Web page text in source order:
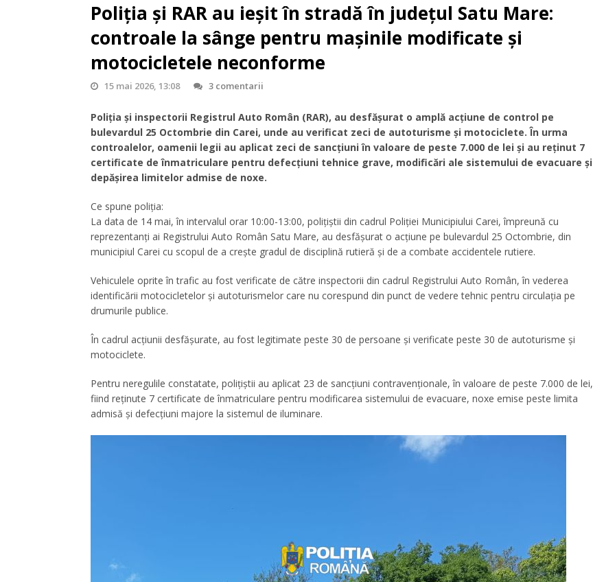
Poliția și RAR au ieșit în stradă în județul Satu Mare:
controale la sânge pentru mașinile modificate și
motocicletele neconforme
15 mai 2026, 13:08 3 comentarii
Poliția și inspectorii Registrul Auto Român (RAR), au desfășurat o amplă acțiune de control pe
bulevardul 25 Octombrie din Carei, unde au verificat zeci de autoturisme și motociclete. În urma
controalelor, oamenii legii au aplicat zeci de sancțiuni în valoare de peste 7.000 de lei și au reținut 7
certificate de înmatriculare pentru defecțiuni tehnice grave, modificări ale sistemului de evacuare și
depășirea limitelor admise de noxe.
Ce spune poliția:
La data de 14 mai, în intervalul orar 10:00-13:00, polițiștii din cadrul Poliției Municipiului Carei, împreună cu
reprezentanți ai Registrului Auto Român Satu Mare, au desfășurat o acțiune pe bulevardul 25 Octombrie, din
municipiul Carei cu scopul de a crește gradul de disciplină rutieră și de a combate accidentele rutiere.
Vehiculele oprite în trafic au fost verificate de către inspectorii din cadrul Registrului Auto Român, în vederea
identificării motocicletelor și autoturismelor care nu corespund din punct de vedere tehnic pentru circulația pe
drumurile publice.
În cadrul acțiunii desfășurate, au fost legitimate peste 30 de persoane și verificate peste 30 de autoturisme și
motociclete.
Pentru neregulile constatate, polițiștii au aplicat 23 de sancțiuni contravenționale, în valoare de peste 7.000 de lei,
fiind reținute 7 certificate de înmatriculare pentru modificarea sistemului de evacuare, noxe emise peste limita
admisă și defecțiuni majore la sistemul de iluminare.